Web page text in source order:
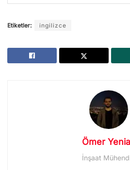
Etiketler: ingilizce
Ömer
İnşaat